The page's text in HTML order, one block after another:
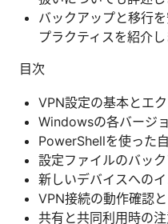
バックアップと移行
プラクティスを紹介し
目次
VPN設定の基本とエ
Windowsの各バージ
PowerShellを使った
設定ファイルのバッ
新しいデバイスへの
VPN接続の動作確認
共有と共同利用時の